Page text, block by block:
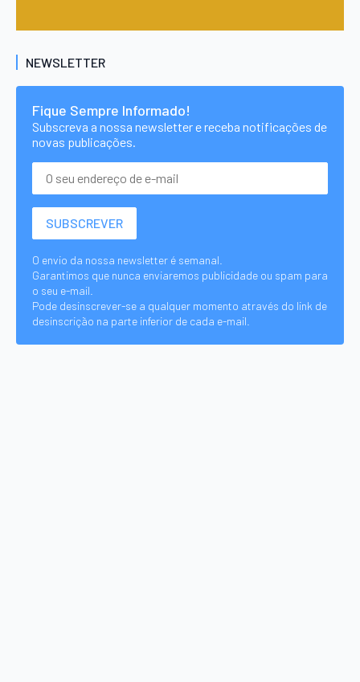
NEWSLETTER
Fique Sempre Informado!
Subscreva a nossa newsletter e receba notificações de
novas publicações.
O envio da nossa newsletter é semanal.
Garantimos que nunca enviaremos publicidade ou spam para
o seu e-mail.
Pode desinscrever-se a qualquer momento através do link de
desinscrição na parte inferior de cada e-mail.